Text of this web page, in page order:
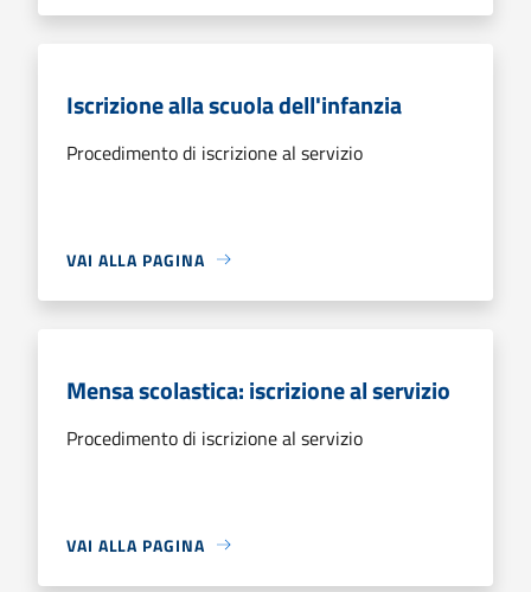
Iscrizione alla scuola dell'infanzia
Procedimento di iscrizione al servizio
VAI ALLA PAGINA
Mensa scolastica: iscrizione al servizio
Procedimento di iscrizione al servizio
VAI ALLA PAGINA